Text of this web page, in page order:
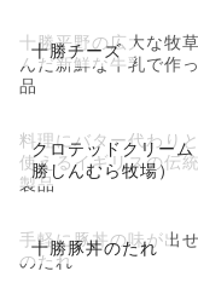
十勝チーズ
十勝平野の広大な牧
んだ新鮮な牛乳で作
品
クロテッドクリー
勝しんむら牧場）
料理にバター代わり
使えるイギリスの伝
製品
十勝豚丼のたれ
手軽に豚丼の味が出
のたれ